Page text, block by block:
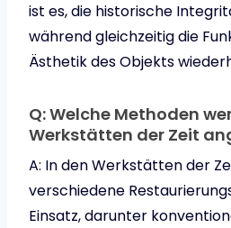
ist es, die historische
während gleichzeitig die
Ästhetik des Objekts
Q: Welche Methoden
Werkstätten der Zeit
A: In den Werkstätten der
verschiedene
Einsatz, darunter